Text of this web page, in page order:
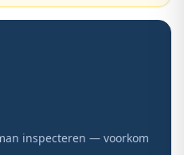
inspecteren — voorkom